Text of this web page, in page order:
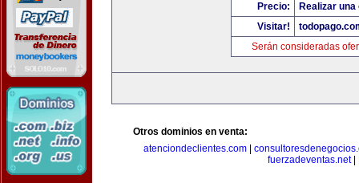
Precio:
Realizar
Visitar!
Serán consideradas
Otros dominios en venta:
atenciondeclientes.com
fuerzadeventas.net|